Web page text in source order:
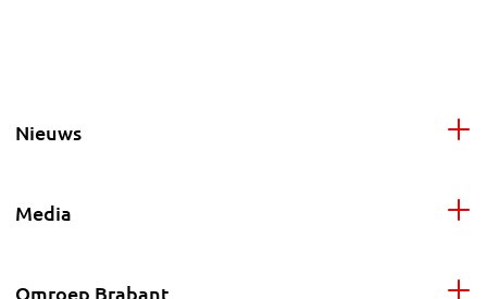
Nieuws
Media
Omroep Brabant